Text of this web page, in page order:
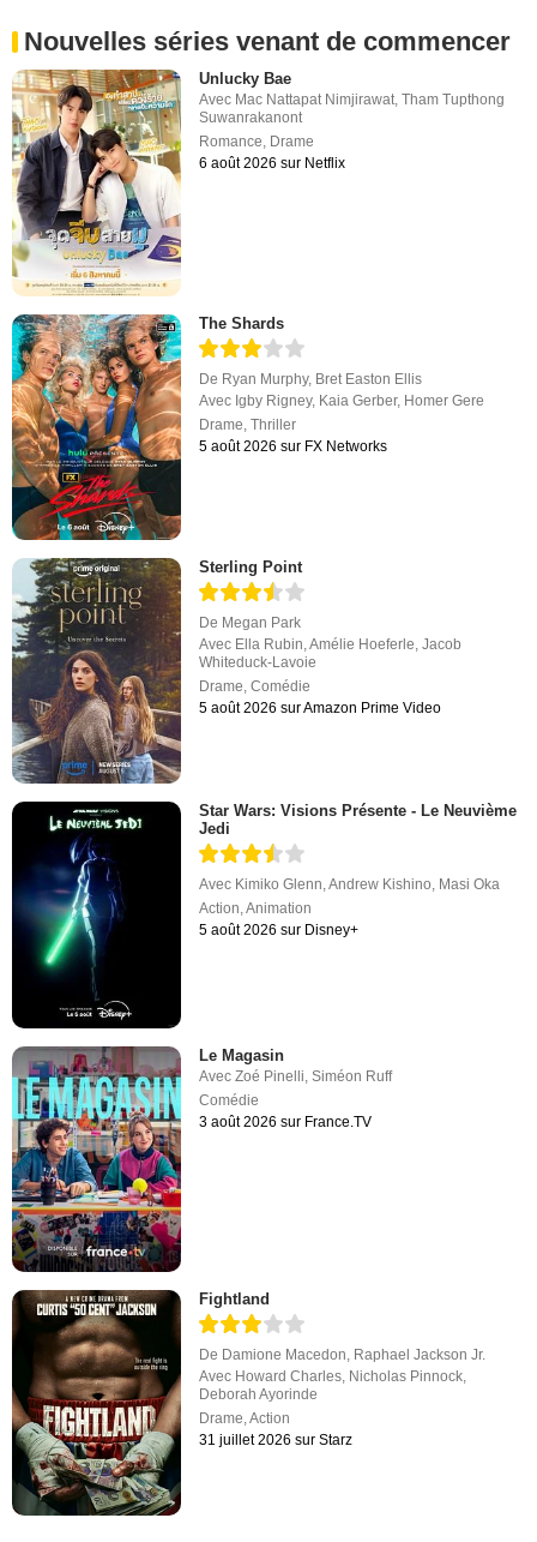
Nouvelles séries venant de commencer
Unlucky Bae
Avec Mac Nattapat Nimjirawat,Tham Tupthong
Suwanrakanont
Romance, Drame
6 août 2026 sur Netflix
The Shards
De Ryan Murphy, Bret Easton Ellis
Avec Igby Rigney, Kaia Gerber, Homer Gere
Drame ,Thriller
5 août 2026 sur FX Networks
Sterling Point
De Megan Park
Avec Ella Rubin,Amélie Hoeferle,Jacob
Whiteduck-Lavoie
Drame,Comédie
5 août 2026 sur Amazon Prime Video
Star Wars: Visions Présente - Le Neuvième
Jedi
Avec Kimiko Glenn,Andrew Kishino, Masi Oka
Action,Animation
5 août 2026 sur Disney+
Le Magasin
AvecZoé Pinelli ,Siméon Ruff
Comédie
3 août 2026 sur France.TV
Fightland
De Damione Macedon, Raphael Jackson Jr.
Avec Howard Charles, Nicholas Pinnock,
Deborah Ayorinde
Drame,Action
31 juillet 2026 sur Starz